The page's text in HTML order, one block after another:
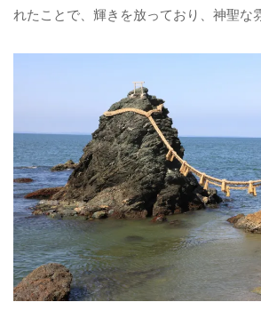
れたことで、輝きを放っており、神聖な